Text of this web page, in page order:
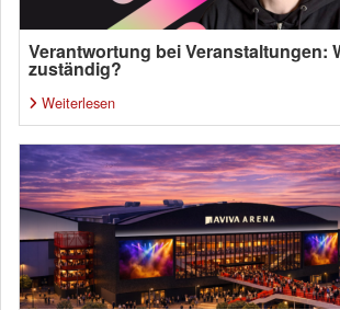
Verantwortung bei Veranstaltungen:
zuständig?
Weiterlesen